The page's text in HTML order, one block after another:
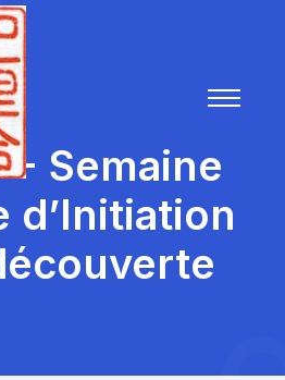
- Semaine
d’Initiation